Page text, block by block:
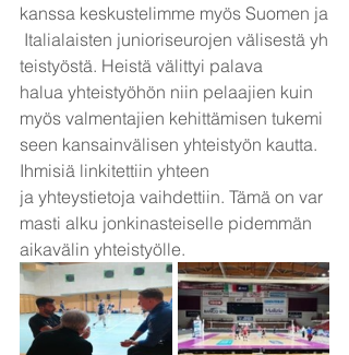
kanssa keskustelimme myös Suomen ja
Italialaisten junioriseurojen välisestä yh
teistyöstä. Heistä välittyi palava
halua yhteistyöhön niin pelaajien kuin
myös valmentajien kehittämisen tukemi
seen kansainvälisen yhteistyön kautta.
Ihmisiä linkitettiin yhteen
ja yhteystietoja vaihdettiin. Tämä on var
masti alku jonkinasteiselle pidemmän
aikavälin yhteistyölle.